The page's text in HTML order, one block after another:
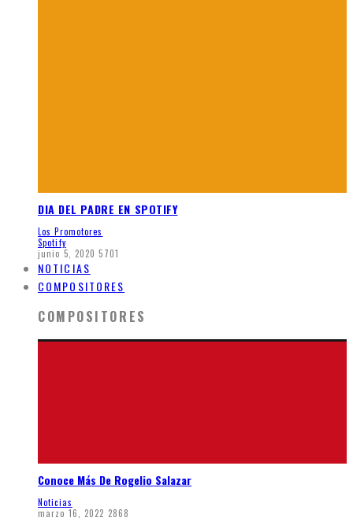
DIA DEL PADRE EN SPOTIFY
Los Promotores
Spotify
junio 5, 2020 5701
NOTICIAS
COMPOSITORES
COMPOSITORES
Conoce Más De Rogelio Salazar
Noticias
marzo 16, 2022 2868